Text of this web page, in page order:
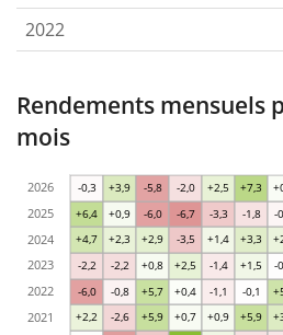
2022
Rendements mensuels
mois
+2,2 -2,6 +5,9 +0,7 +0,9 +5,9
-6,0 -0,8 +5,7 +0,4 -1,1 -0,1
-2,2 -2,2 +0,8 +2,5 -1,4 +1,5 -
+4,7 +2,3 +2,9 -3,5 +1,4 +3,3
+6,4 +0,9 -6,0 -6,7 -3,3 -1,8 -
-0,3 +3,9 -5,8 -2,0 +2,5 +7,3
2021
2022
2023
2024
2025
2026